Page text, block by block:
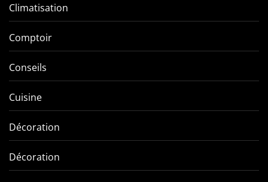
Climatisation
Comptoir
Conseils
Cuisine
Décoration
Décoration